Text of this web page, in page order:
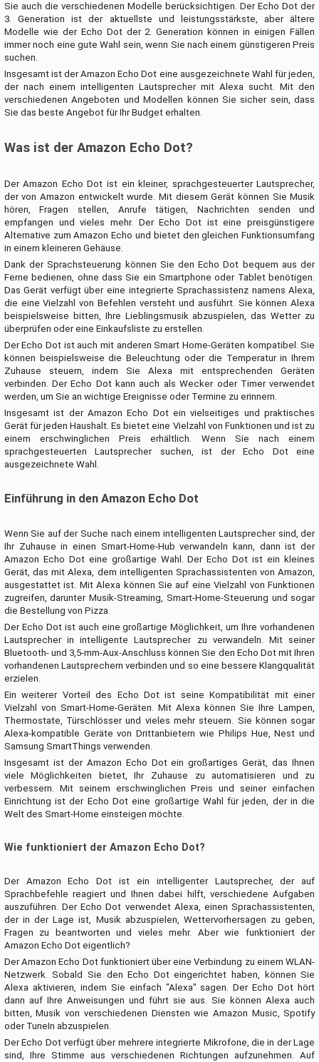
Sie auch die verschiedenen Modelle berücksichtigen. Der Echo Dot der
3. Generation ist der aktuellste und leistungsstärkste, aber ältere
Modelle wie der Echo Dot der 2. Generation können in einigen Fällen
immer noch eine gute Wahl sein, wenn Sie nach einem günstigeren Preis
suchen.
Insgesamt ist der Amazon Echo Dot eine ausgezeichnete Wahl für jeden,
der nach einem intelligenten Lautsprecher mit Alexa sucht. Mit den
verschiedenen Angeboten und Modellen können Sie sicher sein, dass
Sie das beste Angebot für Ihr Budget erhalten.
Was ist der Amazon Echo Dot?
Der Amazon Echo Dot ist ein kleiner, sprachgesteuerter Lautsprecher,
der von Amazon entwickelt wurde. Mit diesem Gerät können Sie Musik
hören, Fragen stellen, Anrufe tätigen, Nachrichten senden und
empfangen und vieles mehr. Der Echo Dot ist eine preisgünstigere
Alternative zum Amazon Echo und bietet den gleichen Funktionsumfang
in einem kleineren Gehäuse.
Dank der Sprachsteuerung können Sie den Echo Dot bequem aus der
Ferne bedienen, ohne dass Sie ein Smartphone oder Tablet benötigen.
Das Gerät verfügt über eine integrierte Sprachassistenz namens Alexa,
die eine Vielzahl von Befehlen versteht und ausführt. Sie können Alexa
beispielsweise bitten, Ihre Lieblingsmusik abzuspielen, das Wetter zu
überprüfen oder eine Einkaufsliste zu erstellen.
Der Echo Dot ist auch mit anderen Smart Home-Geräten kompatibel. Sie
können beispielsweise die Beleuchtung oder die Temperatur in Ihrem
Zuhause steuern, indem Sie Alexa mit entsprechenden Geräten
verbinden. Der Echo Dot kann auch als Wecker oder Timer verwendet
werden, um Sie an wichtige Ereignisse oder Termine zu erinnern.
Insgesamt ist der Amazon Echo Dot ein vielseitiges und praktisches
Gerät für jeden Haushalt. Es bietet eine Vielzahl von Funktionen und ist zu
einem erschwinglichen Preis erhältlich. Wenn Sie nach einem
sprachgesteuerten Lautsprecher suchen, ist der Echo Dot eine
ausgezeichnete Wahl.
Einführung in den Amazon Echo Dot
Wenn Sie auf der Suche nach einem intelligenten Lautsprecher sind, der
Ihr Zuhause in einen Smart-Home-Hub verwandeln kann, dann ist der
Amazon Echo Dot eine großartige Wahl. Der Echo Dot ist ein kleines
Gerät, das mit Alexa, dem intelligenten Sprachassistenten von Amazon,
ausgestattet ist. Mit Alexa können Sie auf eine Vielzahl von Funktionen
zugreifen, darunter Musik-Streaming, Smart-Home-Steuerung und sogar
die Bestellung von Pizza.
Der Echo Dot ist auch eine großartige Möglichkeit, um Ihre vorhandenen
Lautsprecher in intelligente Lautsprecher zu verwandeln. Mit seiner
Bluetooth- und 3,5-mm-Aux-Anschluss können Sie den Echo Dot mit Ihren
vorhandenen Lautsprechern verbinden und so eine bessere Klangqualität
erzielen.
Ein weiterer Vorteil des Echo Dot ist seine Kompatibilität mit einer
Vielzahl von Smart-Home-Geräten. Mit Alexa können Sie Ihre Lampen,
Thermostate, Türschlösser und vieles mehr steuern. Sie können sogar
Alexa-kompatible Geräte von Drittanbietern wie Philips Hue, Nest und
Samsung SmartThings verwenden.
Insgesamt ist der Amazon Echo Dot ein großartiges Gerät, das Ihnen
viele Möglichkeiten bietet, Ihr Zuhause zu automatisieren und zu
verbessern. Mit seinem erschwinglichen Preis und seiner einfachen
Einrichtung ist der Echo Dot eine großartige Wahl für jeden, der in die
Welt des Smart-Home einsteigen möchte.
Wie funktioniert der Amazon Echo Dot?
Der Amazon Echo Dot ist ein intelligenter Lautsprecher, der auf
Sprachbefehle reagiert und Ihnen dabei hilft, verschiedene Aufgaben
auszuführen. Der Echo Dot verwendet Alexa, einen Sprachassistenten,
der in der Lage ist, Musik abzuspielen, Wettervorhersagen zu geben,
Fragen zu beantworten und vieles mehr. Aber wie funktioniert der
Amazon Echo Dot eigentlich?
Der Amazon Echo Dot funktioniert über eine Verbindung zu einem WLAN-
Netzwerk. Sobald Sie den Echo Dot eingerichtet haben, können Sie
Alexa aktivieren, indem Sie einfach "Alexa" sagen. Der Echo Dot hört
dann auf Ihre Anweisungen und führt sie aus. Sie können Alexa auch
bitten, Musik von verschiedenen Diensten wie Amazon Music, Spotify
oder TuneIn abzuspielen.
Der Echo Dot verfügt über mehrere integrierte Mikrofone, die in der Lage
sind, Ihre Stimme aus verschiedenen Richtungen aufzunehmen. Auf